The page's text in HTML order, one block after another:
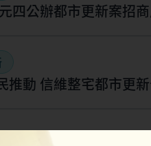
四公辦都市更新案招
臺北市住都中心攜手居民推動 信維整